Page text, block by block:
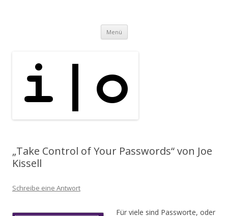
Menü Zum
springen
„Take Control of Your Passwords“ von Joe
Kissell
Schreibe eine Antwort
Für viele sind Passworte, oder